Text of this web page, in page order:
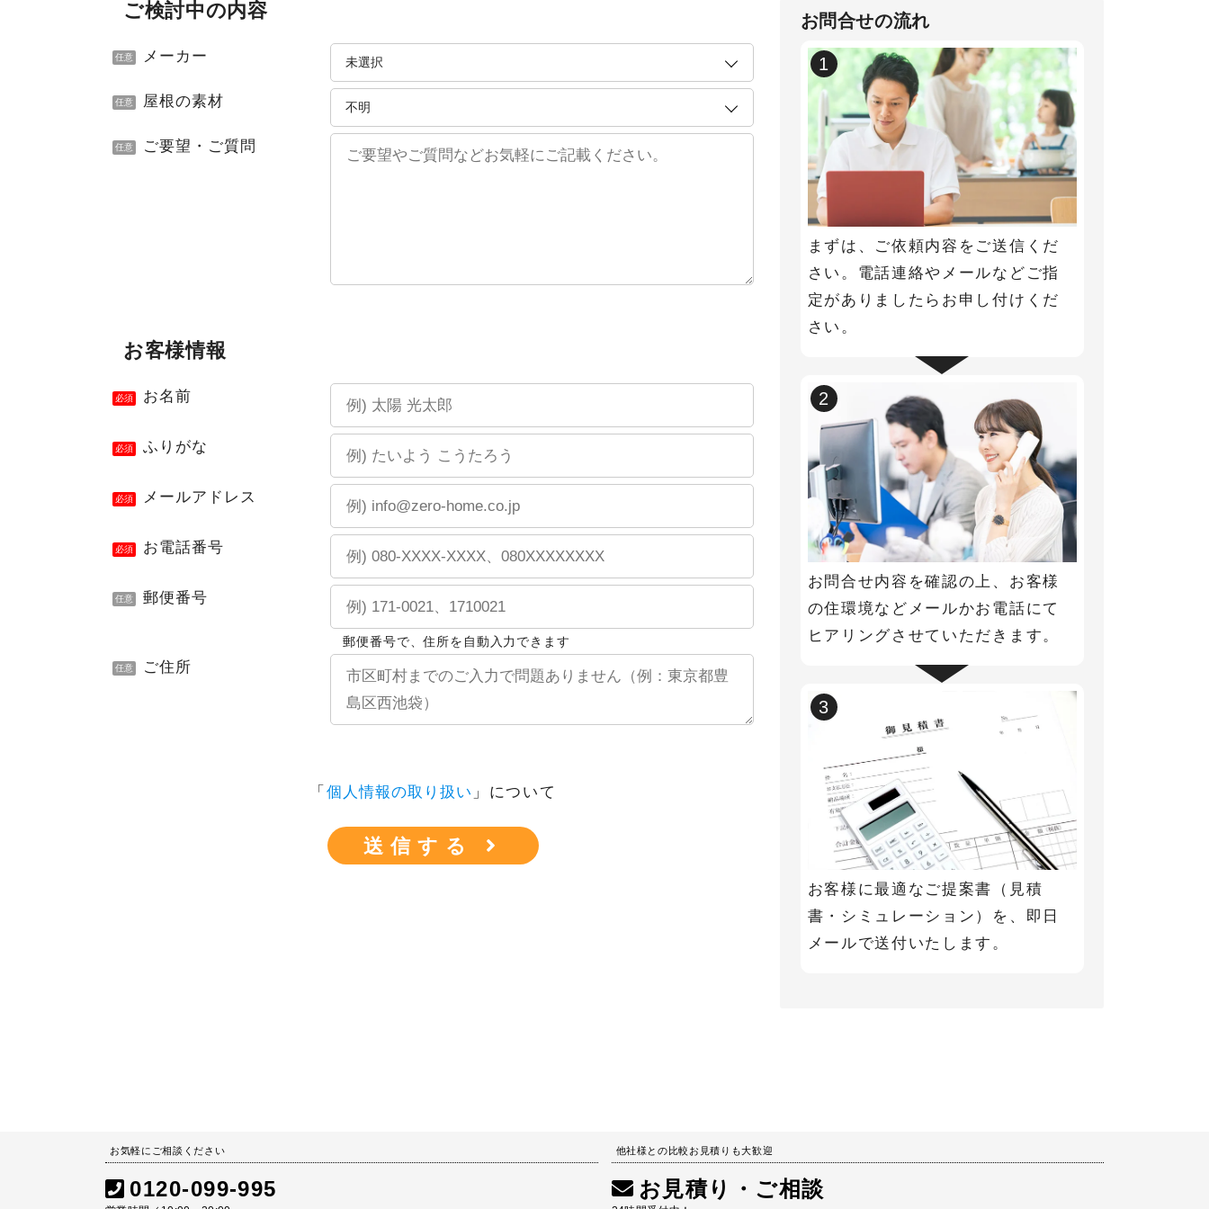
ご検討中の内容
任意 メーカー
任意 屋根の素材
任意 ご要望・ご質問
お客様情報
必須 お名前
必須 ふりがな
必須 メールアドレス
必須 お電話番号
任意 郵便番号
郵便番号で、住所を自動入力できます
任意 ご住所
「 個人情報の取り扱い 」について
お問合せの流れ
1
まずは、ご依頼内容をご送信くだ
さい。電話連絡やメールなどご指
定がありましたらお申し付けくだ
さい。
2
お問合せ内容を確認の上、お客様
の住環境などメールかお電話にて
ヒアリングさせていただきます。
3
お客様に最適なご提案書（見積
書・シミュレーション）を、即日
メールで送付いたします。
お気軽にご相談ください
0120-099-995
他社様との比較お見積りも大歓迎
お見積り・ご相談